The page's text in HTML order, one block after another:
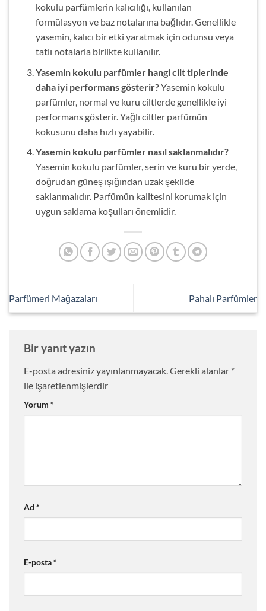
kokulu parfümlerin kalıcılığı, kullanılan
formülasyon ve baz notalarına bağlıdır. Genellikle
yasemin, kalıcı bir etki yaratmak için odunsu veya
tatlı notalarla birlikte kullanılır.
Yasemin kokulu parfümler hangi cilt tiplerinde
daha iyi performans gösterir?Yasemin kokulu
parfümler, normal ve kuru ciltlerde genellikle iyi
performans gösterir. Yağlı ciltler parfümün
kokusunu daha hızlı yayabilir.
Yasemin kokulu parfümler nasıl saklanmalıdır?
Yasemin kokulu parfümler, serin ve kuru bir yerde,
doğrudan güneş ışığından uzak şekilde
saklanmalıdır. Parfümün kalitesini korumak için
uygun saklama koşulları önemlidir.
Parfümeri Mağazaları Pahalı Parfümler
Bir yanıt yazın
E-posta adresiniz yayınlanmayacak.Gerekli alanlar *
ile işaretlenmişlerdir
Yorum *
Ad *
E-posta*